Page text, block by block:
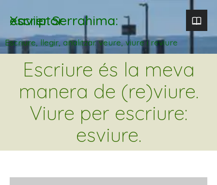
Xavier Serrahima: escriptor
Escriure, llegir, analitzar. veure, viure i reviure
Escriure és la meva
manera de (re)viure.
Viure per escriure:
esviure.